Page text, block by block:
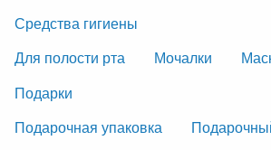
Средства гигиены
Для полости рта
Мочалки
Подарки
Подарочная упаковка